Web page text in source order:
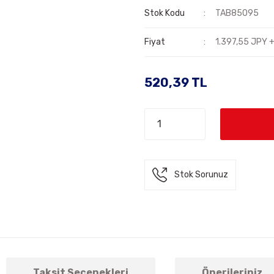
Stok Kodu TAB85095
Fiyat 1.397,55 JPY
520,39 TL
Stok Sorunuz